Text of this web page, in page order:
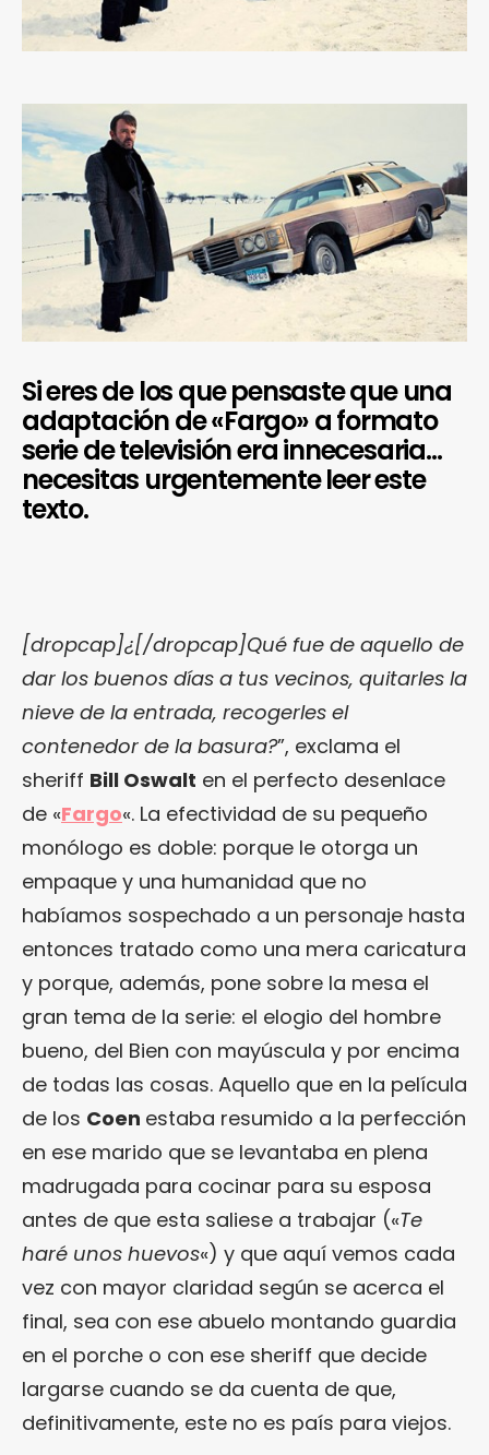
Si eres de los que pensaste que una
adaptación de «Fargo» a formato
serie de televisión era innecesaria…
necesitas urgentemente leer este
texto.
[dropcap]¿[/dropcap]Qué fue de aquello de
dar los buenos días a tus vecinos, quitarles la
nieve de la entrada, recogerles el
contenedor de la basura?”, exclama el
sheriff Bill Oswalt en el perfecto desenlace
de «Fargo«. La efectividad de su pequeño
monólogo es doble: porque le otorga un
empaque y una humanidad que no
habíamos sospechado a un personaje hasta
entonces tratado como una mera caricatura
y porque, además, pone sobre la mesa el
gran tema de la serie: el elogio del hombre
bueno, del Bien con mayúscula y por encima
de todas las cosas. Aquello que en la película
de los Coen estaba resumido a la perfección
en ese marido que se levantaba en plena
madrugada para cocinar para su esposa
antes de que esta saliese a trabajar («Te
haré unos huevos«) y que aquí vemos cada
vez con mayor claridad según se acerca el
final, sea con ese abuelo montando guardia
en el porche o con ese sheriff que decide
largarse cuando se da cuenta de que,
definitivamente, este no es país para viejos.